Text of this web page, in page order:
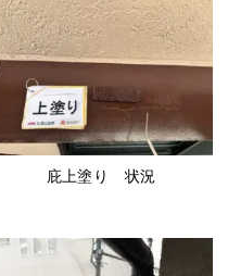
庇上塗り 状況